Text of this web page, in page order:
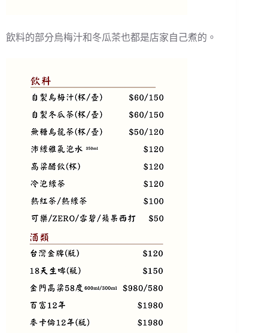
飲料的部分烏梅汁和冬瓜茶也都是店家自己煮的。